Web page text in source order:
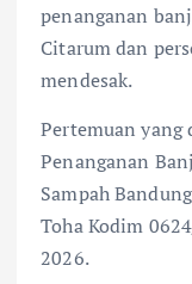
penanganan
Citarum dan
mendesak.
Pertemuan yang
Penanganan
Sampah
Toha Kodim
2026.